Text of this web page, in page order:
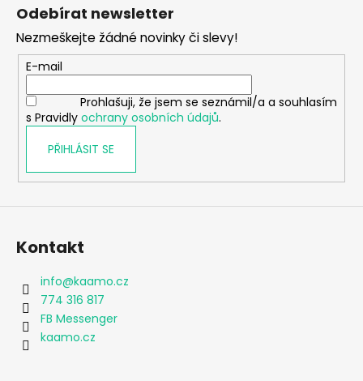
Odebírat newsletter
Nezmeškejte žádné novinky či slevy!
E-mail
Prohlašuji, že jsem se seznámil/a a souhlasím
s Pravidly ochrany osobních údajů.
PŘIHLÁSIT SE
Kontakt
info@kaamo.cz
774 316 817
FB Messenger
kaamo.cz